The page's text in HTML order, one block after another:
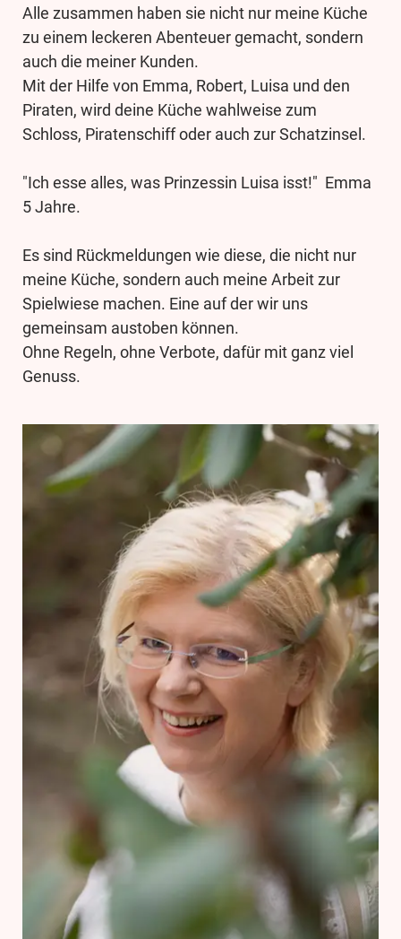
Alle zusammen haben sie nicht nur meine Küche
zu einem leckeren Abenteuer gemacht, sondern
auch die meiner Kunden.
Mit der Hilfe von Emma, Robert, Luisa und den
Piraten, wird deine Küche wahlweise zum
Schloss, Piratenschiff oder auch zur Schatzinsel.
"Ich esse alles, was Prinzessin Luisa isst!" Emma
5 Jahre.
Es sind Rückmeldungen wie diese, die nicht nur
meine Küche, sondern auch meine Arbeit zur
Spielwiese machen. Eine auf der wir uns
gemeinsam austoben können.
Ohne Regeln, ohne Verbote, dafür mit ganz viel
Genuss.